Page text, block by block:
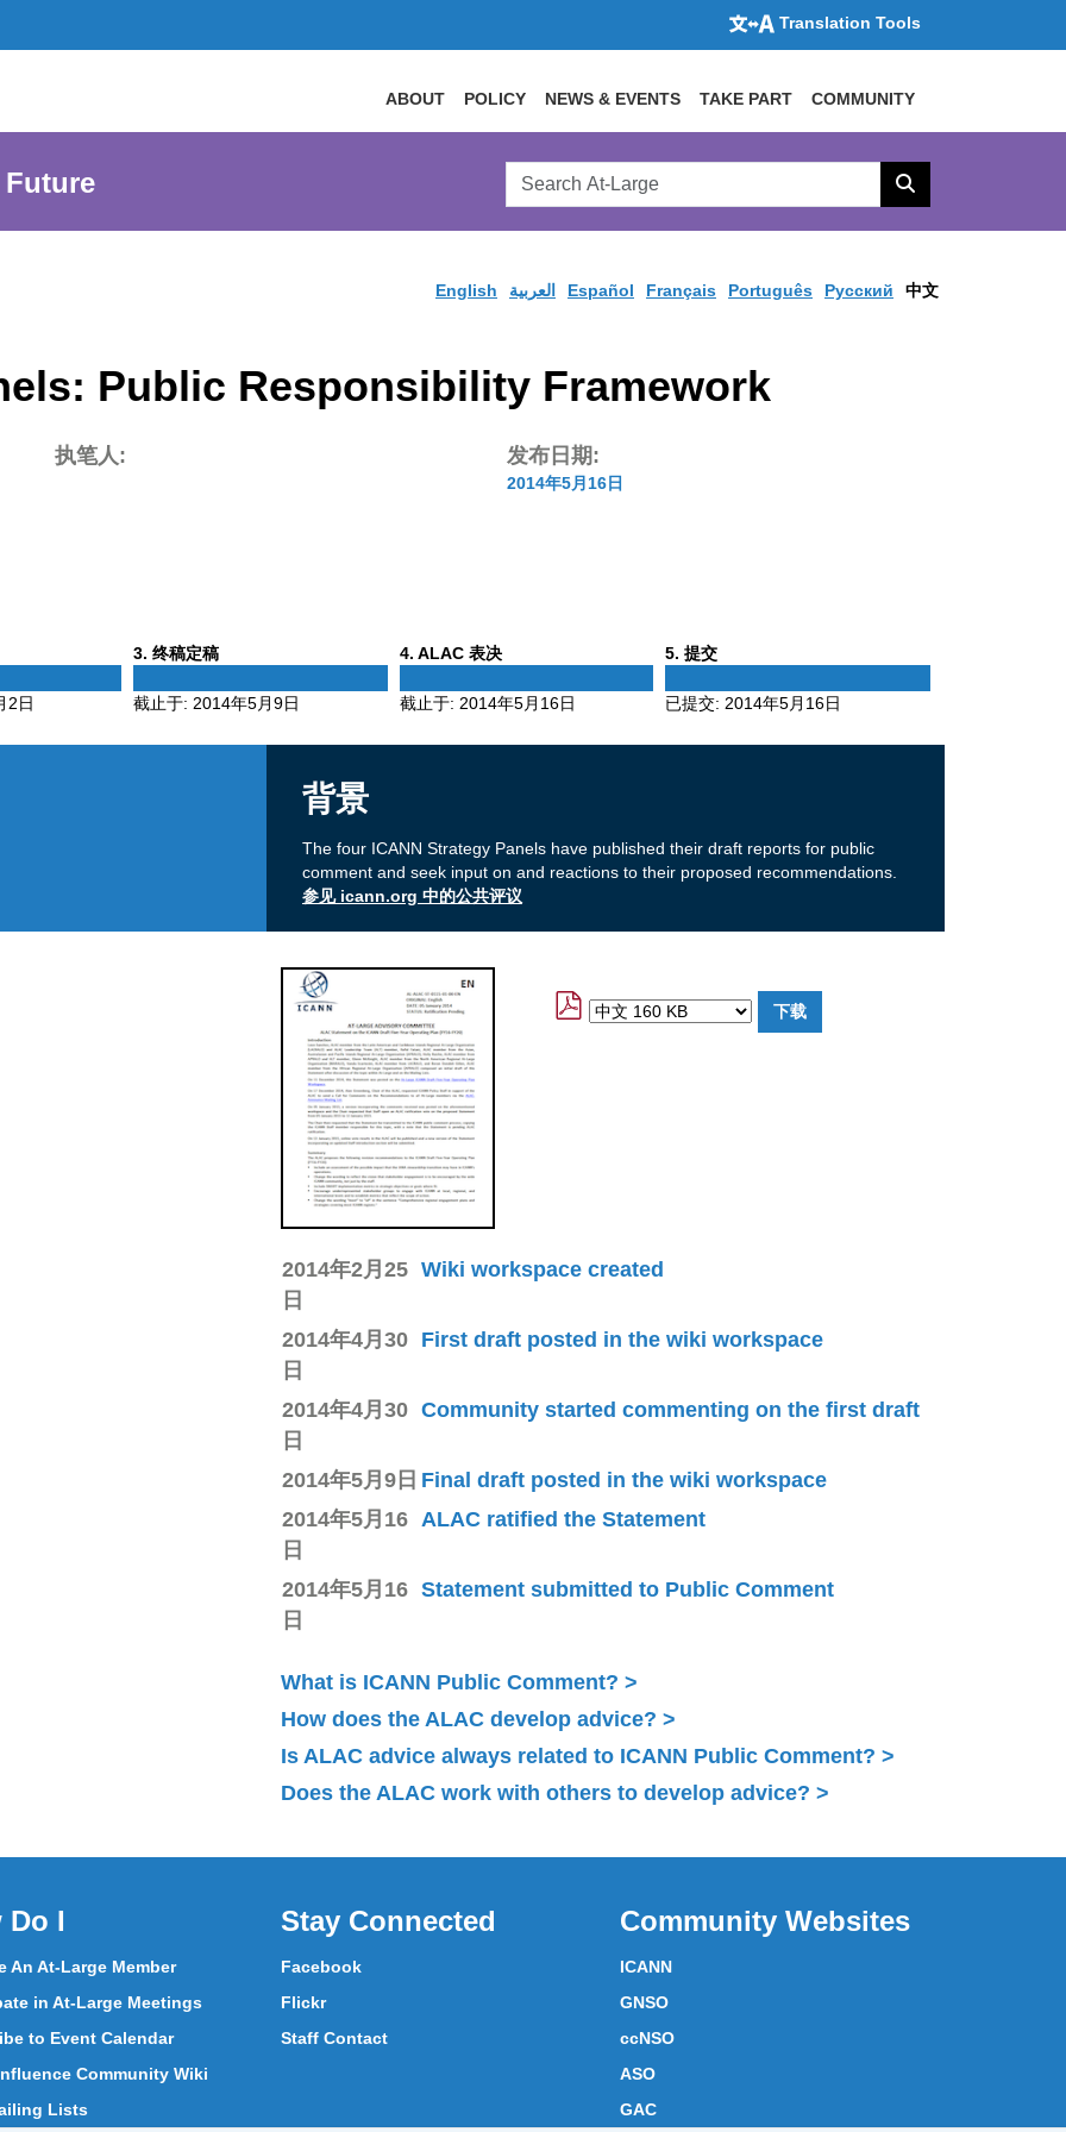
Translation Tools
ABOUT POLICY NEWS & EVENTS TAKE PART COMMUNITY
Future
Search
AtLarge
Search
English العربية Español Français Português Pусский 中文
Public Responsibility Framework
执笔人: 发布日期:
2014年5月16日
2日
3Phase
. 终稿定稿
截止于:2014年5月9日
4Phase
. ALAC 表决
截止于: 2014年5月16日
5Phase
. 提交
已提交: 2014年5月16日
背景
The four ICANN Strategy Panels have published their draft reports for public
comment and seek input on and reactions to their proposed recommendations.
参见 icann.org 中的公共评议
2014年2月25
日
Wiki workspace created
2014年4月30
日
First draft posted in the wiki workspace
2014年4月30
日
Community started commenting on the first draft
2014年5月9日 Final draft posted in the wiki workspace
2014年5月16
日
ALAC ratified the Statement
2014年5月16
日
Statement submitted to Public Comment
What is ICANN Public Comment?
How does the ALAC develop advice?
Is ALAC advice always related to ICANN Public Comment?
Does the ALAC work with others to develop advice?
Do I
An At-Large Member
in At-Large Meetings
to Event Calendar
Community Wiki
Lists
Stay Connected
Facebook
Flickr
Staff Contact
Community Websites
ICANN
GNSO
ccNSO
ASO
GAC